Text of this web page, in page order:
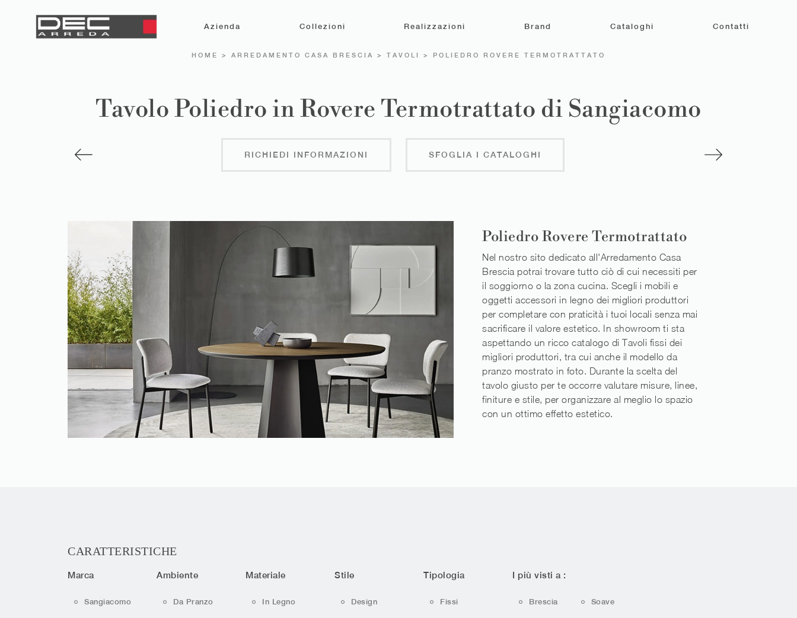
Azienda Collezioni Realizzazioni Brand Cataloghi Contatti
HOME > ARREDAMENTO CASA BRESCIA > TAVOLI > POLIEDRO ROVERE TERMOTRATTATO
Tavolo Poliedro in Rovere Termotrattato di Sangiacomo
RICHIEDI INFORMAZIONI SFOGLIA I CATALOGHI
Poliedro Rovere Termotrattato
Nel nostro sito dedicato all'Arredamento Casa
Brescia potrai trovare tutto ciò di cui necessiti per
il soggiorno o la zona cucina. Scegli i mobili e
oggetti accessori in legno dei migliori produttori
per completare con praticità i tuoi locali senza mai
sacrificare il valore estetico. In showroom ti sta
aspettando un ricco catalogo di Tavoli fissi dei
migliori produttori, tra cui anche il modello da
pranzo mostrato in foto. Durante la scelta del
tavolo giusto per te occorre valutare misure, linee,
finiture e stile, per organizzare al meglio lo spazio
con un ottimo effetto estetico.
CARATTERISTICHE
Marca
Sangiacomo
Ambiente
Da Pranzo
Materiale
In Legno
Stile
Design
Tipologia
Fissi
I più visti a :
Brescia Soave